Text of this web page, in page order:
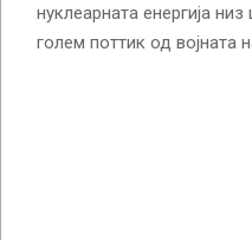
нуклеарната енергија
голем поттик од војната